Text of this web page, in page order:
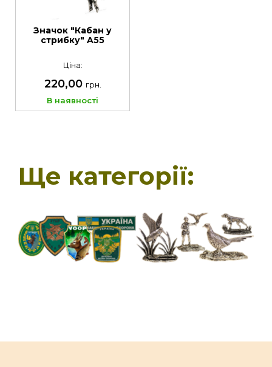
Значок "Кабан у
стрибку" A55
Ціна:
220,00 грн.
В наявності
Ще категорії: